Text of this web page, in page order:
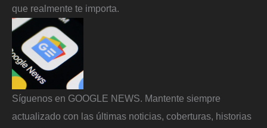
que realmente te importa.
Síguenos en GOOGLE NEWS. Mantente siempre
actualizado con las últimas noticias, coberturas, historias